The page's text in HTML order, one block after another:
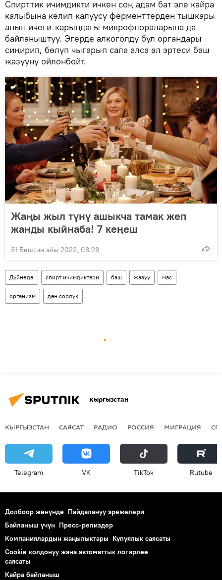
Спирттик ичимдикти ичкен соң адам бат эле кайра
калыбына келип калуусу ферменттерден тышкары
анын ичеги-карындагы микрофлораларына да
байланыштуу. Эгерде алкоголду бул органдары
сиңирип, бөлүп чыгарып сала алса ал эртеси баш
жазууну ойлонбойт.
Жаңы жыл түнү ашыкча тамак жеп
жанды кыйнаба! 7 кеңеш
31 Бештин айы 2022, 08:28
Дүйнөдө спирт ичимдиктери баш жазуу мас
организм ден соолук
Кыргызстан
КЫРГЫЗСТАН САЯСАТ РАДИО РОССИЯ МИГРАЦИЯ
Telegram VK ТikТоk Rutube
Долбоор жөнүндө Пайдалануу эрежелери
Байланыш үчүн Пресс-релиздер
Компаниялардын жаңылыктары Купуялык саясаты
Cookie колдонуу жана автоматтык логирлөө
саясаты
Кайра байланыш